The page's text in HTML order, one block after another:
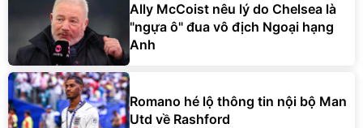
Ally McCoist nêu lý do Chelsea là
"ngựa ô" đua vô địch Ngoại hạng
Anh
Romano hé lộ thông tin nội bộ Man
Utd về Rashford